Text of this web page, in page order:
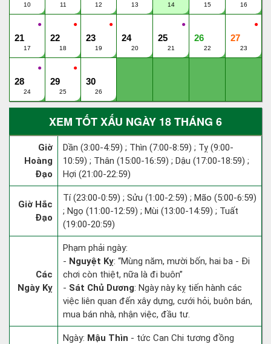
10 11 12 13 14 15 16
●
21
17
●
22
18
●
23
19
24
20
●
25
21
26
22
●
27
23
●
28
24
●
29
25
30
26
XEM TỐT XẤU NGÀY 18 THÁNG 6
Giờ
Hoàng
Đạo
Dần (3:00-4:59) ; Thìn (7:00-8:59) ; Tỵ (9:00-
10:59) ; Thân (15:00-16:59) ; Dậu (17:00-18:59) ;
Hợi (21:00-22:59)
Giờ Hắc
Đạo
Tí (23:00-0:59) ; Sửu (1:00-2:59) ; Mão (5:00-6:59)
; Ngọ (11:00-12:59) ; Mùi (13:00-14:59) ; Tuất
(19:00-20:59)
Các
Ngày Kỵ
Phạm phải ngày:
- Nguyệt Kỵ: “Mùng năm, mười bốn, hai ba - Đi
chơi còn thiệt, nữa là đi buôn”
- Sát Chủ Dương: Ngày này kỵ tiến hành các
việc liên quan đến xây dựng, cưới hỏi, buôn bán,
mua bán nhà, nhận việc, đầu tư.
Ngày: Mậu Thìn - tức Can Chi tương đồng